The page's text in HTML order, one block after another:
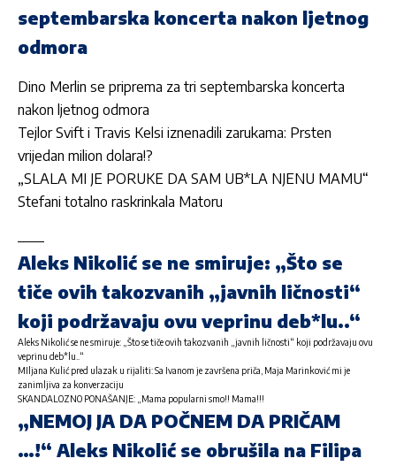
septembarska koncerta nakon ljetnog
odmora
Dino Merlin se priprema za tri septembarska koncerta
nakon ljetnog odmora
Tejlor Svift i Travis Kelsi iznenadili zarukama: Prsten
vrijedan milion dolara!?
„SLALA MI JE PORUKE DA SAM UB*LA NJENU MAMU“
Stefani totalno raskrinkala Matoru
Aleks Nikolić se ne smiruje: „Što se
tiče ovih takozvanih „javnih ličnosti“
koji podržavaju ovu veprinu deb*lu..“
Aleks Nikolić se ne smiruje: „Što se tiče ovih takozvanih „javnih ličnosti“ koji podržavaju ovu
veprinu deb*lu..“
MIljana Kulić pred ulazak u rijaliti: Sa Ivanom je završena priča, Maja Marinković mi je
zanimljiva za konverzaciju
SKANDALOZNO PONAŠANJE: „Mama popularni smo!! Mama!!!
„NEMOJ JA DA POČNEM DA PRIČAM
…!“ Aleks Nikolić se obrušila na Filipa